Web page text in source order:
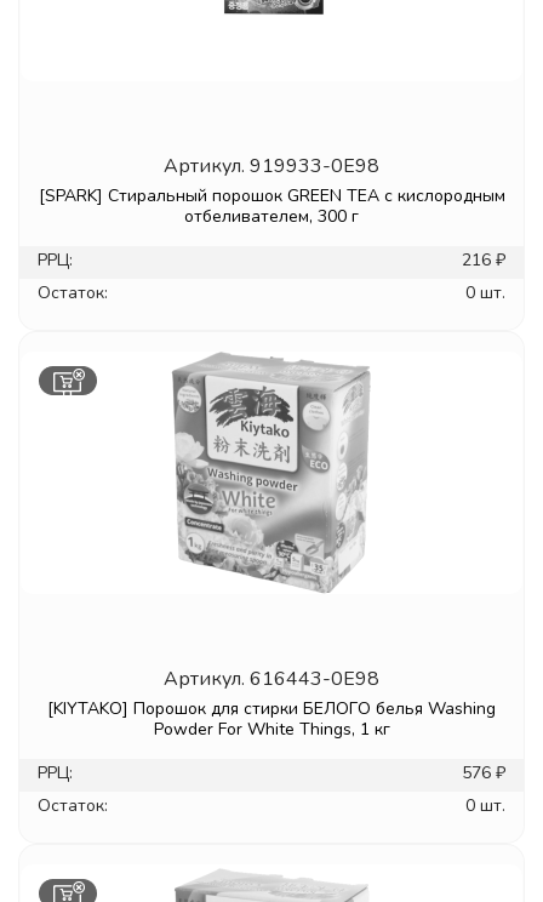
Артикул. 919933-0E98
[SPARK] Стиральный порошок GREEN TEA с кислородным
отбеливателем, 300 г
РРЦ:
216 ₽
Остаток:
0 шт.
Артикул. 616443-0E98
[KIYTAKO] Порошок для стирки БЕЛОГО белья Washing
Powder For White Things, 1 кг
РРЦ:
576 ₽
Остаток:
0 шт.